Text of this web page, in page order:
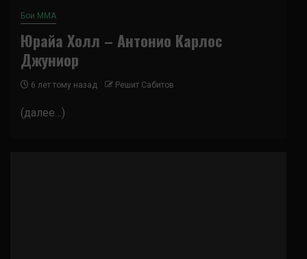
Бои ММА
Юрайа Холл – Антонио Карлос
Джуниор
6 лет тому назад Решит Сабитов
(далее…)